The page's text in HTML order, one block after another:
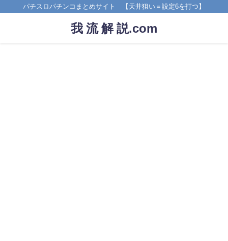
パチスロパチンコまとめサイト 【天井狙い＝設定6を打つ】
我 流 解 説.com